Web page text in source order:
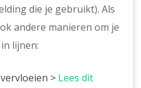
die je gebruikt). Als
andere manieren om je
lijnen:
> Lees dit